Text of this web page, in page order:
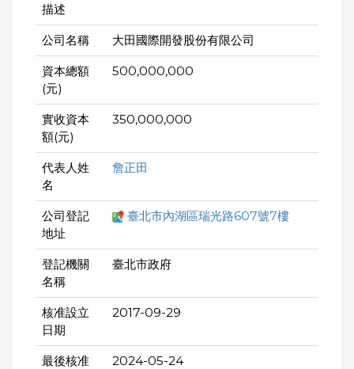
描述
公司名稱 大田國際開發股份有限公司
資本總額
(元)
500,000,000
實收資本
額(元)
350,000,000
代表人姓
名
詹正田
公司登記
地址
臺北市內湖區瑞光路607號7樓
登記機關
名稱
臺北市政府
核准設立
日期
2017-09-29
最後核准
2024-05-24